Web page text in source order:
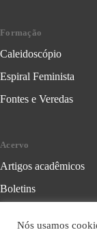
Formação
Caleidoscópio
Espiral Feminista
Fontes e Veredas
Acervo
Artigos acadêmicos
Boletins
Nós usamos